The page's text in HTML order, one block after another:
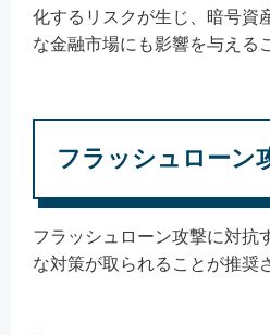
化するリスクが生じ、暗号資
な金融市場にも影響を与える
フラッシュローン
フラッシュローン攻撃に対抗
な対策が取られることが推奨